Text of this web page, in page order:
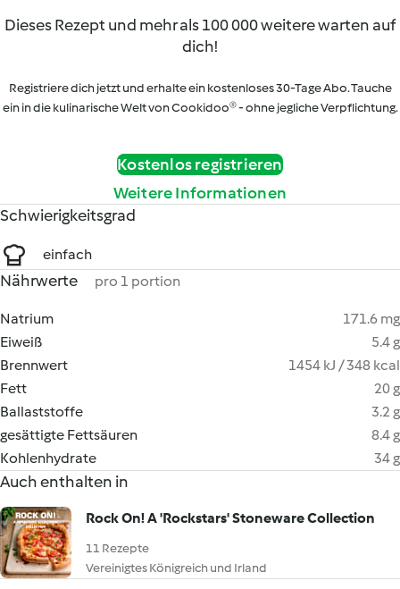
Dieses Rezept und mehr als 100 000 weitere warten auf
dich!
Registriere dich jetzt und erhalte ein kostenloses 30-Tage Abo. Tauche
ein in die kulinarische Welt von Cookidoo® - ohne jegliche Verpflichtung.
Kostenlos registrieren
Weitere Informationen
Schwierigkeitsgrad
einfach
Nährwerte pro 1 portion
Natrium
171.6 mg
Eiweiß
5.4 g
Brennwert
1454 kJ / 348 kcal
Fett
20 g
Ballaststoffe
3.2 g
gesättigte Fettsäuren
8.4 g
Kohlenhydrate
34 g
Auch enthalten in
Rock On! A 'Rockstars' Stoneware Collection
11 Rezepte
Vereinigtes Königreich und Irland